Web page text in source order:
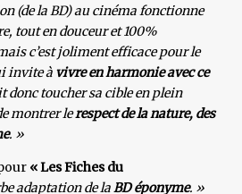
(de la BD) au cinéma fonctionne
tout en douceur et 100%
c’est joliment efficace pour le
invite à vivre en harmonie avec ce
donc toucher sa cible en plein
montrer lerespect de la nature, des
. »
« Les Fiches du
adaptation de laBD éponyme. »